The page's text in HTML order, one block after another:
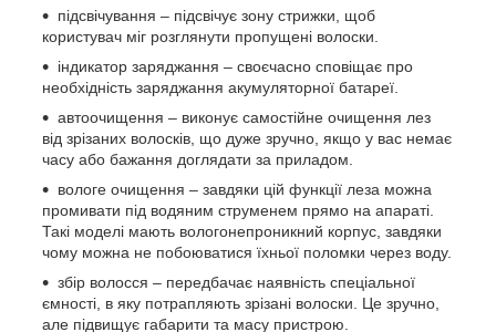
підсвічування – підсвічує зону стрижки, щоб
користувач міг розглянути пропущені волоски.
індикатор заряджання – своєчасно сповіщає про
необхідність заряджання акумуляторної батареї.
автоочищення – виконує самостійне очищення лез
від зрізаних волосків, що дуже зручно, якщо у вас немає
часу або бажання доглядати за приладом.
вологе очищення – завдяки цій функції леза можна
промивати під водяним струменем прямо на апараті.
Такі моделі мають вологонепроникний корпус, завдяки
чому можна не побоюватися їхньої поломки через воду.
збір волосся – передбачає наявність спеціальної
ємності, в яку потрапляють зрізані волоски. Це зручно,
але підвищує габарити та масу пристрою.